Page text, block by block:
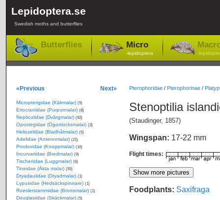
Lepidoptera.se
Swedish moths and butterflies
Butterflies Micro
-lepidoptera -
Pterophoridae/ Pterophorinae/
Stenoptilia
(Staudinger, 1857)
Wingspan: 17-22 mm
Flight times:
Foodplants: Saxifraga
«Previous Next»
Micropterigidae (Käkmalar) (5)
Eriocraniidae (Purpurmalar) (8)
Nepticulidae (Dvärgmalar) (92)
Opostegidae (Ögonlocksmalar) (3)
Heliozelidae (Bladhålmalar) (5)
Adelidae (Antennmalar) (21)
Prodoxidae (Knoppmalar) (10)
Incurvariidae (Bredmalar) (9)
Tischeriidae (Luggmalar) (6)
Tineidae (Äkta malar) (55)
Dryadaulidae (Dryadmalar) (1)
Lypusidae (Hedsäckspinnare) (1)
Roeslerstammiidae (Bronsmalar) (1)
Douglasiidae (Skäckmalar) (5)